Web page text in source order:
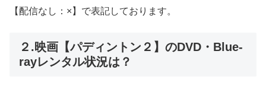
【配信なし：×】で表記しております。
２.映画【パディントン２】のDVD・Blue-
rayレンタル状況は？